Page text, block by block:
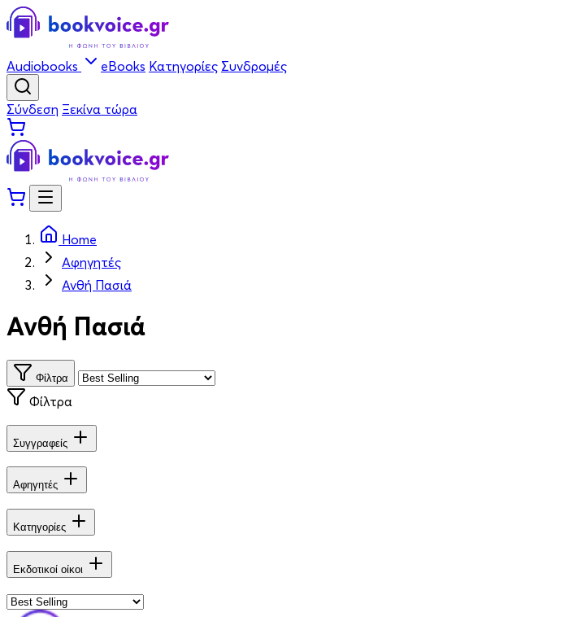
Audiobooks eBooks Κατηγορίες Συνδρομές
Σύνδεση Ξεκίνα τώρα
Home
Αφηγητές
Ανθή Πασιά
Ανθή Πασιά
Φίλτρα
Φίλτρα
Συγγραφείς
Αφηγητές
Κατηγορίες
Εκδοτικοί οίκοι